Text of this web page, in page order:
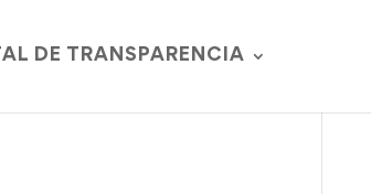
DE TRANSPARENCIA